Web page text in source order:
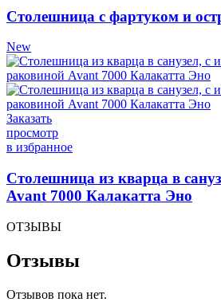
Столешница с фартуком и
New
Заказать
просмотр
в избранное
Столешница из кварца в
Avant 7000 Калакатта Эно
ОТЗЫВЫ
Отзывы
Отзывов пока нет.